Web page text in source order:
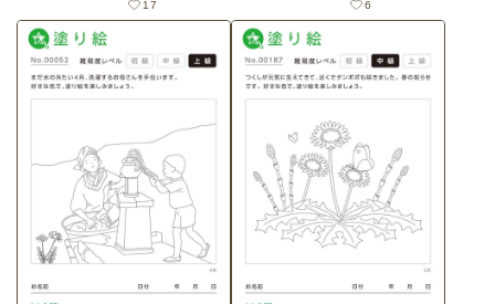
老人ホームやデイサービスセン
ター、ご自宅などで印刷してお
使いいただける無料の高齢者向
け介護レク素材 塗り絵「3月の
花 ペチュニア」（塗り絵・初
17
花 ペチュニア」（塗り絵・中
級）です。
6